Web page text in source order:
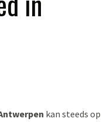
kan steeds op